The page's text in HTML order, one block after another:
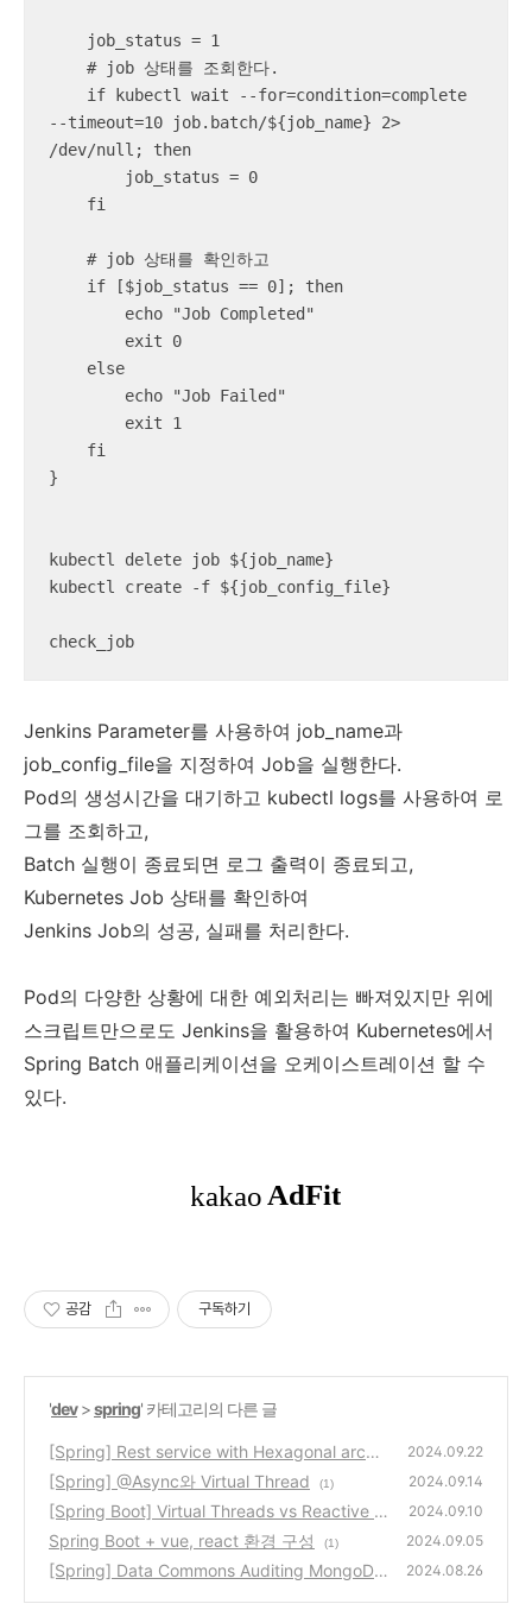
--timeout=10 job.batch/${job_name} 2>
/dev/null; then
}
kubectl delete job ${job_name}
kubectl create -f ${job_config_file}
check_job
Jenkins Parameter를 사용하여 job_name과
job_config_file을 지정하여 Job을 실행한다.
Pod의 생성시간을 대기하고 kubectl logs를 사용하여 로
그를 조회하고,
Batch 실행이 종료되면 로그 출력이 종료되고,
Kubernetes Job 상태를 확인하여
Jenkins Job의 성공, 실패를 처리한다.
Pod의 다양한 상황에 대한 예외처리는 빠져있지만 위에
스크립트만으로도 Jenkins을 활용하여 Kubernetes에서
Spring Batch 애플리케이션을 오케이스트레이션 할 수
있다.
공감 구독하기
'dev>spring' 카테고리의 다른 글
[Spring] Rest service with Hexagonal archit
ecture
(1)
2024.09.22
[Spring] @Async와 Virtual Thread (1) 2024.09.14
[Spring Boot] Virtual Threads vs Reactive v
s Kotlin Coroutines 성능 비교
(0)
2024.09.10
Spring Boot + vue, react 환경 구성 (1) 2024.09.05
[Spring] Data Commons Auditing MongoDB 2024.08.26